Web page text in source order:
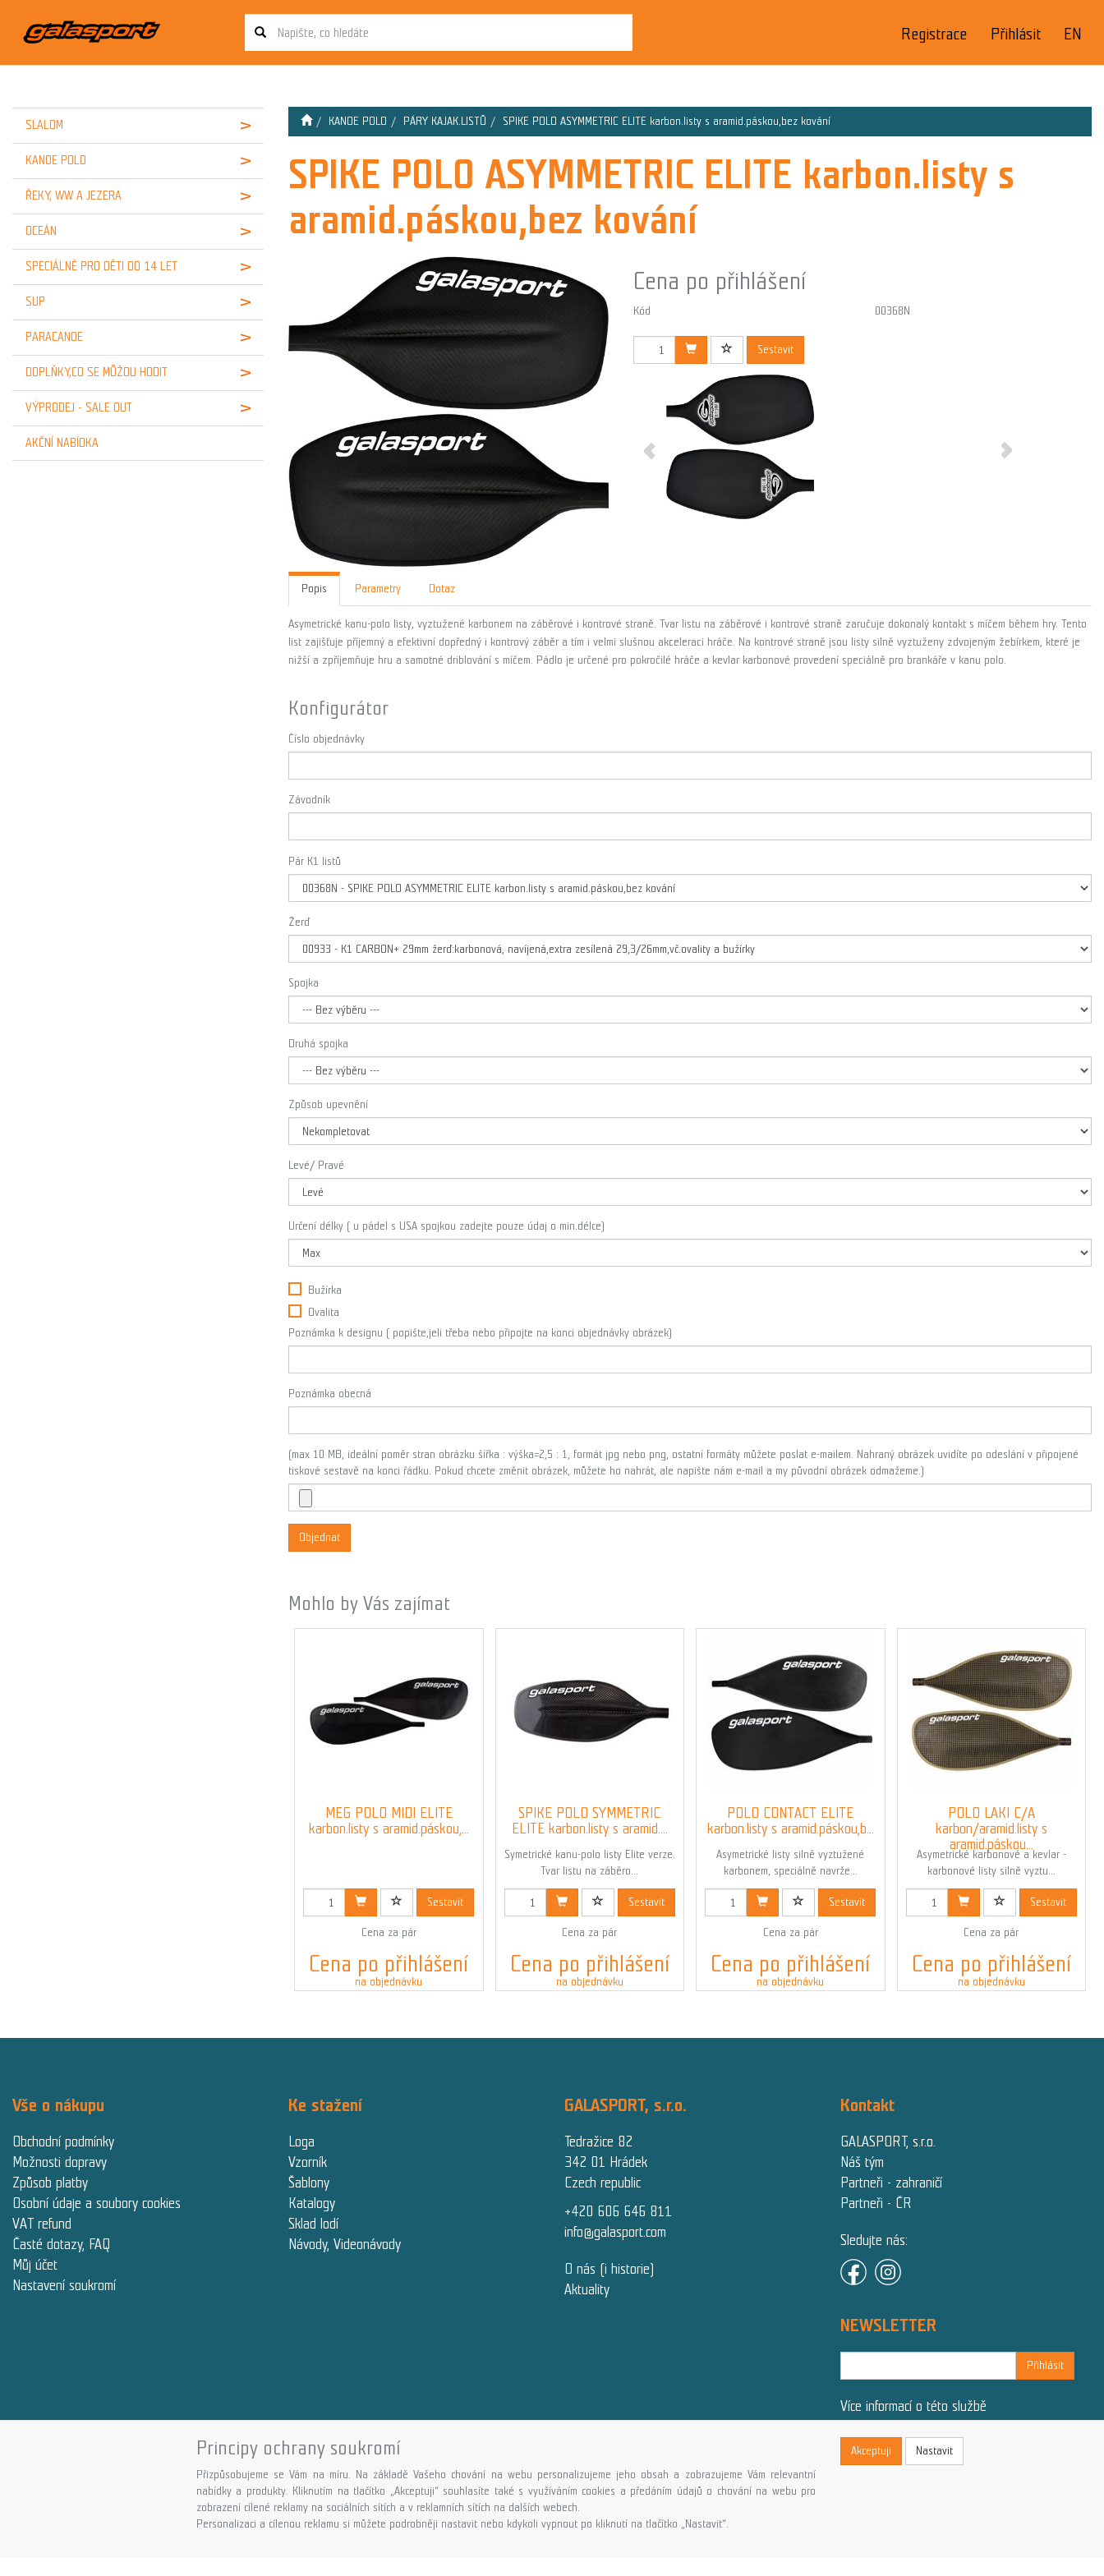
EN
Registrace Přihlásit
SLALOM
KANOE POLO
ŘEKY, WW A JEZERA
OCEÁN
SPECIÁLNĚ PRO DĚTI DO 14 LET
SUP
PARACANOE
DOPLŇKY,CO SE MŮŽOU HODIT
VÝPRODEJ - SALE OUT
AKČNÍ NABÍDKA
KANOE POLO PÁRY KAJAK.LISTŮ SPIKE POLO ASYMMETRIC ELITE karbon.listy s aramid.páskou,bez kování
SPIKE POLO ASYMMETRIC ELITE karbon.listy s
aramid.páskou,bez kování
Cena po přihlášení
Kód 00368N
Sestavit
Popis Parametry Dotaz
Asymetrické kanu-polo listy, vyztužené karbonem na záběrové i kontrové straně. Tvar listu na záběrové i kontrové straně zaručuje dokonalý kontakt s míčem během hry. Tento
list zajišťuje příjemný a efektivní dopředný i kontrový záběr a tím i velmi slušnou akceleraci hráče. Na kontrové straně jsou listy silně vyztuženy zdvojeným žebírkem, které je
nižší a zpříjemňuje hru a samotné driblování s míčem. Pádlo je určené pro pokročilé hráče a kevlar karbonové provedení speciálně pro brankáře v kanu polo.
Konfigurátor
Číslo objednávky
Závodník
Pár K1 listů
Žerď
Spojka
Druhá spojka
Způsob upevnění
Levé/ Pravé
Určení délky ( u pádel s USA spojkou zadejte pouze údaj o min.délce)
Bužírka
Ovalita
Poznámka k designu ( popište,jeli třeba nebo připojte na konci objednávky obrázek)
Poznámka obecná
(max 10 MB, ideální poměr stran obrázku šířka : výška=2,5 : 1, formát jpg nebo png, ostatní formáty můžete poslat e-mailem. Nahraný obrázek uvidíte po odeslání v připojené
tiskové sestavě na konci řádku. Pokud chcete změnit obrázek, můžete ho nahrát, ale napište nám e-mail a my původní obrázek odmažeme.)
Objednat
Mohlo by Vás zajímat
MEG POLO MIDI ELITE
karbon.listy s aramid.páskou,...
Kód: 00370N
Sestavit
Cena za pár
Cena po přihlášení
na objednávku
SPIKE POLO SYMMETRIC
ELITE karbon.listy s aramid....
Symetrické kanu-polo listy Elite verze.
Tvar listu na záběro...
Kód: 00365N
Sestavit
Cena za pár
Cena po přihlášení
na objednávku
POLO CONTACT ELITE
karbon.listy s aramid.páskou,b...
Asymetrické listy silně vyztužené
karbonem, speciálně navrže...
Kód: 00359N
Sestavit
Cena za pár
Cena po přihlášení
na objednávku
POLO LAKI C/A
karbon/aramid.listy s
aramid.páskou...
Asymetrické karbonové a kevlar -
karbonové listy silně vyztu...
Kód: 00369N
Sestavit
Cena za pár
Cena po přihlášení
na objednávku
Vše o nákupu
Obchodní podmínky
Možnosti dopravy
Způsob platby
Osobní údaje a soubory cookies
VAT refund
Časté dotazy, FAQ
Můj účet
Nastavení soukromí
Ke stažení
Loga
Vzorník
Šablony
Katalogy
Sklad lodí
Návody, Videonávody
GALASPORT, s.r.o.
Tedražice 82
342 01 Hrádek
Czech republic
+420 606 646 811
info@galasport.com
O nás (i historie)
Aktuality
Kontakt
GALASPORT, s.r.o.
Náš tým
Partneři - zahraničí
Partneři - ČR
Sledujte nás:
NEWSLETTER
Přihlásit
Více informací o této službě
powered by ABRA E-shop
Principy ochrany soukromí
Přizpůsobujeme se Vám na míru. Na základě Vašeho chování na webu personalizujeme jeho obsah a zobrazujeme Vám relevantní
nabídky a produkty. Kliknutím na tlačítko „Akceptuji“ souhlasíte také s využíváním cookies a předáním údajů o chování na webu pro
zobrazení cílené reklamy na sociálních sítích a v reklamních sítích na dalších webech.
Personalizaci a cílenou reklamu si můžete podrobněji nastavit nebo kdykoli vypnout po kliknutí na tlačítko „Nastavit“.
Akceptuji Nastavit